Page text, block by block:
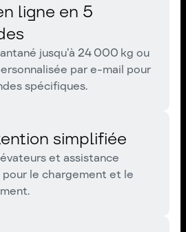
ligne en 5
jusqu’à 24 000 kg ou
par e-mail pour
spécifiques.
simplifiée
et assistance
le chargement et le